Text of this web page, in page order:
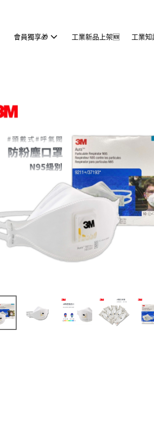
會員獨享🎁 工業新品上架🆕 工業知